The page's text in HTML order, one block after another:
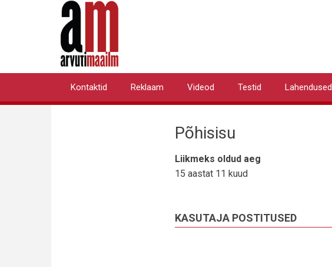
Primary
Kontaktid Reklaam Videod Testid Lahendused
Põhisisu
Liikmeks oldud aeg
15 aastat 11 kuud
KASUTAJA POSTITUSED